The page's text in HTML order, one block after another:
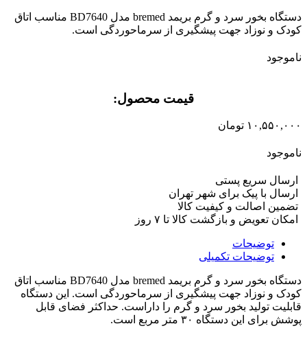
دستگاه بخور سرد و گرم بریمد bremed مدل BD7640 مناسب اتاق
کودک و نوزاد جهت پیشگیری از سرماحوردگی است.
ناموجود
قیمت محصول:​
۱۰,۵۵۰,۰۰۰ تومان
ناموجود
ارسال سریع پستی
ارسال با پیک برای شهر تهران
تضمین اصالت و کیفیت کالا
امکان تعویض و بازگشت کالا تا ۷ روز
توضیحات
توضیحات تکمیلی
دستگاه بخور سرد و گرم بریمد bremed مدل BD7640 مناسب اتاق
کودک و نوزاد جهت پیشگیری از سرماحوردگی است. این دستگاه
قابلیت تولید بخور سرد و گرم را داراست. حداکثر فضای قابل
پوشش برای این دستگاه ۳۰ متر مربع است.